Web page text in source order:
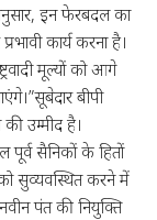
इन फेरबदल का
कार्य करना है।
मूल्यों को आगे
बीपी
उम्मीद है।
पूर्व सैनिकों के हितों
को सुव्यवस्थित करने में
पंत की नियुक्ति